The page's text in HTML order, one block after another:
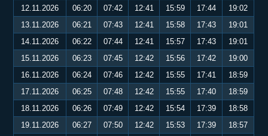
12.11.2026
06:20 07:42 12:41 15:59 17:44
19:02
13.11.2026
06:21 07:43 12:41 15:58 17:43
19:01
14.11.2026
06:22 07:44 12:41 15:57 17:43
19:01
15.11.2026
06:23 07:45 12:42 15:56 17:42
19:00
16.11.2026
06:24 07:46 12:42 15:55 17:41
18:59
17.11.2026
06:25 07:48 12:42 15:55 17:40
18:59
18.11.2026
06:26 07:49 12:42 15:54 17:39
18:58
19.11.2026
06:27 07:50 12:42 15:53 17:39
18:57